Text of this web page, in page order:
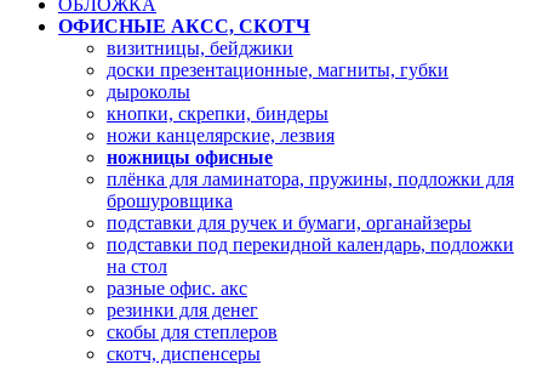
ОБЛОЖКА
ОФИСНЫЕ АКСС, СКОТЧ
визитницы, бейджики
доски презентационные, магниты, губки
дыроколы
кнопки, скрепки, биндеры
ножи канцелярские, лезвия
ножницы офисные
плёнка для ламинатора, пружины, подложки для
брошуровщика
подставки для ручек и бумаги, органайзеры
подставки под перекидной календарь, подложки
на стол
разные офис. акс
резинки для денег
скобы для степлеров
скотч, диспенсеры